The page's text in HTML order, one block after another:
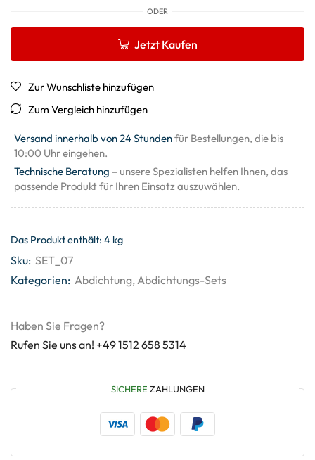
ODER
Jetzt Kaufen
Zur Wunschliste hinzufügen
Zum Vergleich hinzufügen
Versand innerhalb von 24 Stundenfür Bestellungen, die bis
10:00 Uhr eingehen.
Technische Beratung – unsere Spezialisten helfen Ihnen, das
passende Produkt für Ihren Einsatz auszuwählen.
Das Produkt enthält: 4 kg
Sku: SET_07
Kategorien: Abdichtung,Abdichtungs-Sets
Haben Sie Fragen?
Rufen Sie uns an! +49 1512 658 5314
SICHERE ZAHLUNGEN